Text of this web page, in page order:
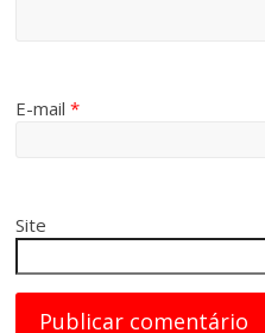
E-mail*
Site